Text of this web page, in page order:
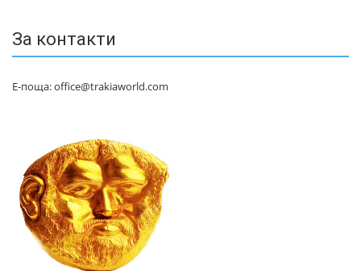
За контакти
Е-поща: office@trakiaworld.com